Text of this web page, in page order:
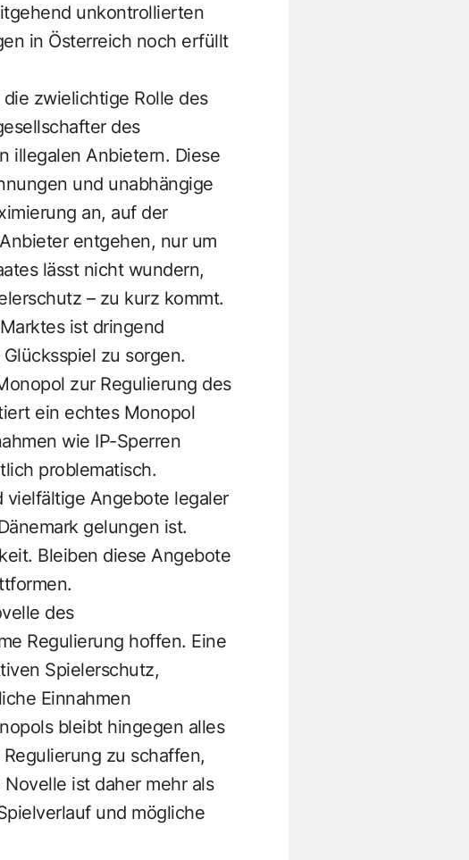
unkontrollierten
in Österreich noch erfüllt
zwielichtige Rolle des
des
illegalen Anbietern. Diese
und unabhängige
an, auf der
entgehen, nur um
lässt nicht wundern,
– zu kurz kommt.
ist dringend
zu sorgen.
zur Regulierung des
ein echtes Monopol
wie IP-Sperren
problematisch.
vielfältige Angebote legaler
gelungen ist.
Bleiben diese Angebote
des
Regulierung hoffen. Eine
Spielerschutz,
Einnahmen
bleibt hingegen alles
zu schaffen,
ist daher mehr als
und mögliche